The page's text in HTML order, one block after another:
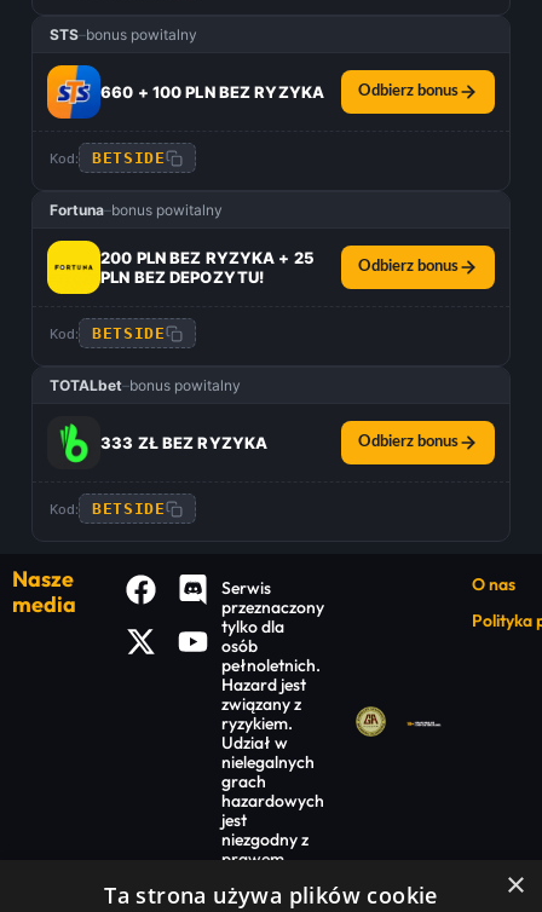
STS–bonus powitalny
660 + 100 PLN BEZ RYZYKA Odbierz bonus
Kod: BETSIDE
Fortuna–bonus powitalny
200 PLN BEZ RYZYKA + 25
PLN BEZ DEPOZYTU!
Odbierz bonus
Kod: BETSIDE
TOTALbet–bonus powitalny
333 ZŁ BEZ RYZYKA Odbierz bonus
Kod: BETSIDE
Nasze
media
Serwis
przeznaczony
tylko dla
osób
pełnoletnich.
Hazard jest
związany z
ryzykiem.
Udział w
nielegalnych
grach
hazardowych
jest
niezgodny z
prawem.
O nas
Polityka
Warte uwagi ×
Ta strona używa plików cookie